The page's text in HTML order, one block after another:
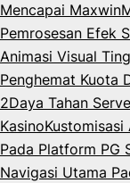
Mencapai Maxwin
Pemrosesan Efek
Animasi Visual
Penghemat Kuota
2Daya Tahan
KasinoKustomisasi
Pada Platform PG
Navigasi Utama